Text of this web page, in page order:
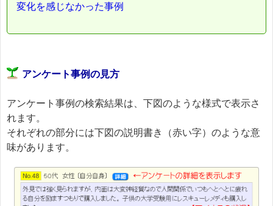
変化を感じなかった事例
アンケート事例の見方
アンケート事例の検索結果は、下図のような様式で表示さ
れます。
それぞれの部分には下図の説明書き（赤い字）のような意
味があります。